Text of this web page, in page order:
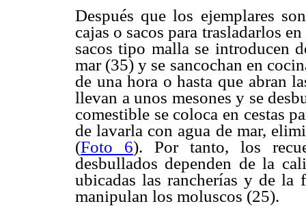
Después que los ejemplares
cajas o sacos para trasladarlos
sacos tipo malla se introducen
mar (35) y se sancochan en
de una hora o hasta que abran
llevan a unos mesones y se
comestible se coloca en cestas
de lavarla con agua de mar,
(Foto 6). Por tanto, los
desbullados dependen de la
ubicadas las rancherías y de la
manipulan los moluscos (25).